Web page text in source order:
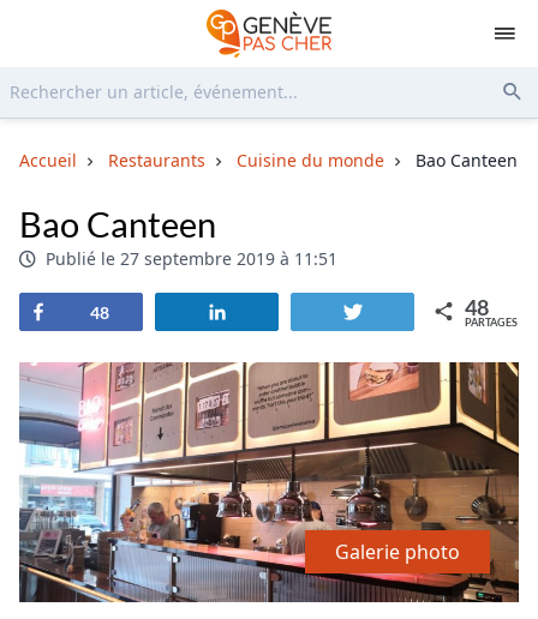
Accueil Restaurants Cuisine du monde Bao Canteen
Bao Canteen
Publié le 27 septembre 2019 à 11:51
Partagez
48 Tweetez 48
PARTAGES
Galerie photo